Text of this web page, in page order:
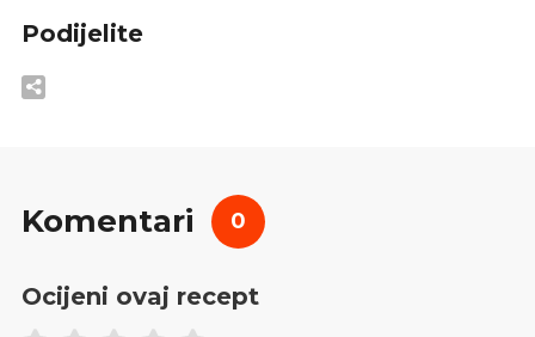
Podijelite
Komentari 0
Ocijeni ovaj recept